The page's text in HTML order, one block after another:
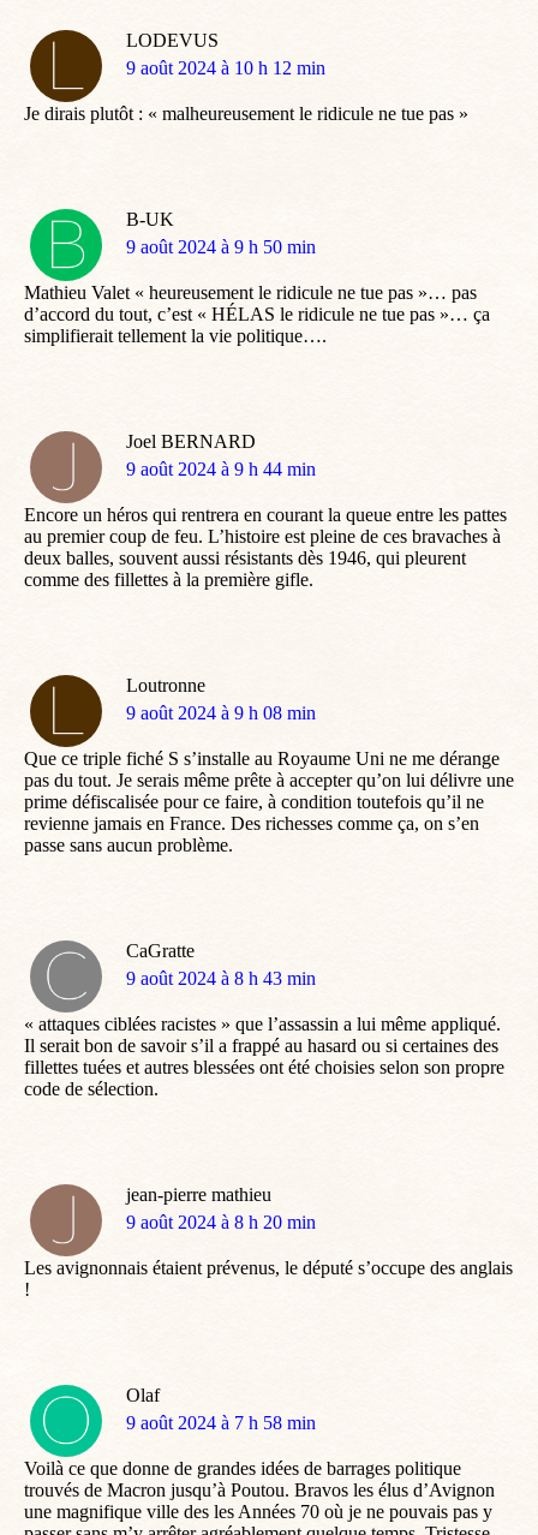
LODEVUS
dit
9 août 2024 à 10 h 12 min
Je dirais plutôt : « malheureusement le ridicule ne tue pas »
B-UK
dit
9 août 2024 à 9 h 50 min
Mathieu Valet « heureusement le ridicule ne tue pas »… pas
d’accord du tout, c’est « HÉLAS le ridicule ne tue pas »… ça
simplifierait tellement la vie politique….
Joel BERNARD
dit
9 août 2024 à 9 h 44 min
Encore un héros qui rentrera en courant la queue entre les pattes
au premier coup de feu. L’histoire est pleine de ces bravaches à
deux balles, souvent aussi résistants dès 1946, qui pleurent
comme des fillettes à la première gifle.
Loutronne
dit
9 août 2024 à 9 h 08 min
Que ce triple fiché S s’installe au Royaume Uni ne me dérange
pas du tout. Je serais même prête à accepter qu’on lui délivre une
prime défiscalisée pour ce faire, à condition toutefois qu’il ne
revienne jamais en France. Des richesses comme ça, on s’en
passe sans aucun problème.
CaGratte
dit
9 août 2024 à 8 h 43 min
« attaques ciblées racistes » que l’assassin a lui même appliqué.
Il serait bon de savoir s’il a frappé au hasard ou si certaines des
fillettes tuées et autres blessées ont été choisies selon son propre
code de sélection.
jean-pierre mathieu
dit
9 août 2024 à 8 h 20 min
Les avignonnais étaient prévenus, le député s’occupe des anglais
!
Olaf
dit
9 août 2024 à 7 h 58 min
Voilà ce que donne de grandes idées de barrages politique
trouvés de Macron jusqu’à Poutou. Bravos les élus d’Avignon
une magnifique ville des les Années 70 où je ne pouvais pas y